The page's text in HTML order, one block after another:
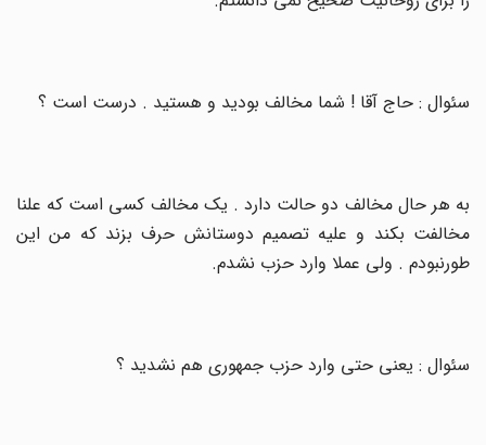
سئوال : حاج آقا ! شما مخالف بودید و هستید . درست است ؟
به هر حال مخالف دو حالت دارد . یک مخالف کسی است که علنا
مخالفت بکند و علیه تصمیم دوستانش حرف بزند که من این
طورنبودم . ولی عملا وارد حزب نشدم.
سئوال : یعنی حتی وارد حزب جمهوری هم نشدید ؟